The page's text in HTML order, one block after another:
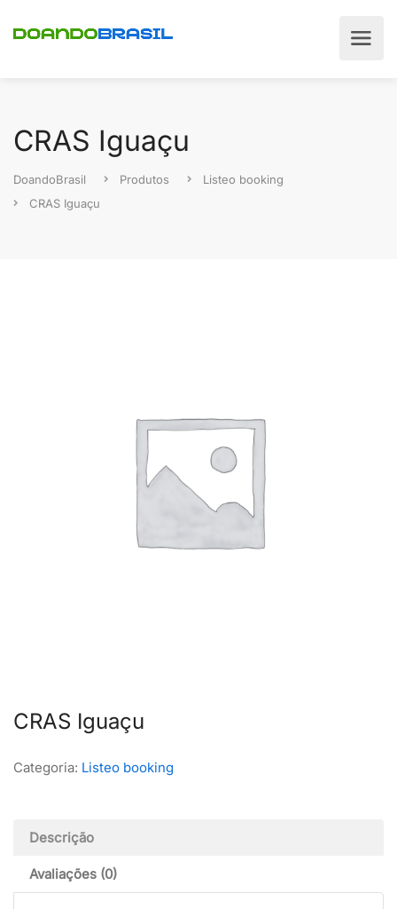
CRAS Iguaçu
DoandoBrasil Produtos
Listeo booking
CRAS Iguaçu
CRAS Iguaçu
Categoria: Listeo booking
Descrição
Avaliações (0)